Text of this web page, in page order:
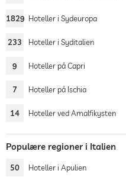
1829 Hoteller i Sydeuropa
233 Hoteller i Syditalien
9 Hoteller på Capri
7 Hoteller på Ischia
14 Hoteller ved Amalfikysten
Populære regioner i Italien
50 Hoteller i Apulien